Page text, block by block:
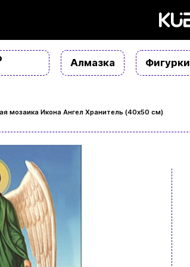
Алмазка Фигурки
мозаика Икона Ангел Хранитель (40х50 см)